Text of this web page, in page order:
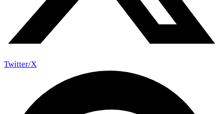
Twitter/X